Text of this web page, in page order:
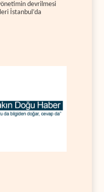
devrilmesi
İstanbul’da